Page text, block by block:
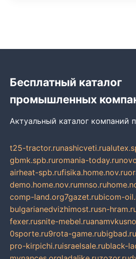
Бесплатный каталог
промышленных
Актуальный каталог компаний
t25-tractor.runashicveti.ru
gbmk.spb.ruromania-today.ru
airheat-spb.rufisika.home.nov.ru
demo.home.nov.rumnso.ru
comp-land.org7gazet.rubicom-
bulgarianedvizhimost.rusn-
fexer.rusnite-mebel.ru
0sporte.ru9rota-game.rubigbad.ru
pro-kirpichi.ruisraelsale.rublack-